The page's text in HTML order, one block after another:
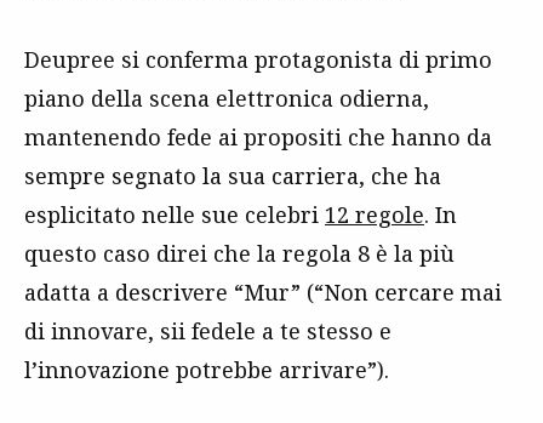
Deupree si conferma protagonista di primo
piano della scena elettronica odierna,
mantenendo fede ai propositi che hanno da
sempre segnato la sua carriera, che ha
esplicitato nelle sue celebri 12 regole. In
questo caso direi che la regola 8 è la più
adatta a descrivere “Mur” (“Non cercare mai
di innovare, sii fedele a te stesso e
l’innovazione potrebbe arrivare”).